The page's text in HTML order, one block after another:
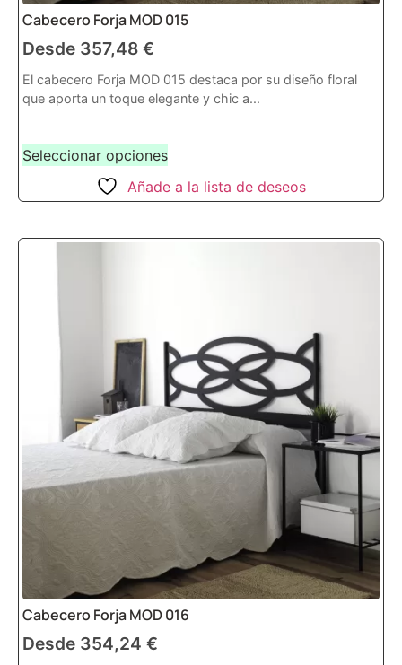
Cabecero Forja MOD 015
Desde 357,48 €
El cabecero Forja MOD 015 destaca por su diseño floral
que aporta un toque elegante y chic a...
Seleccionar opciones
Añade a la lista de deseos
Cabecero Forja MOD 016
Desde 354,24 €